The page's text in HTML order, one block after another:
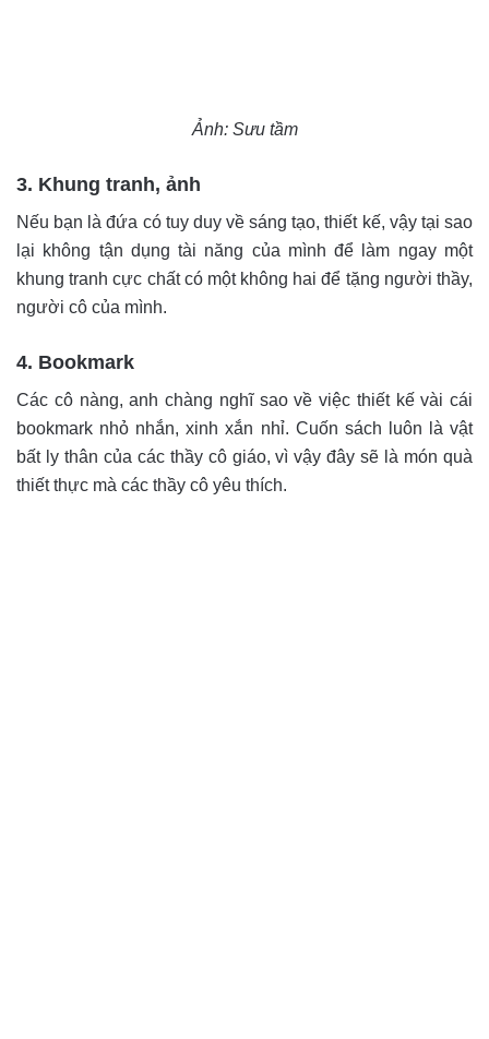
Ảnh: Sưu tầm
3. Khung tranh, ảnh
Nếu bạn là đứa có tuy duy về sáng tạo, thiết kế, vậy tại sao
lại không tận dụng tài năng của mình để làm ngay một
khung tranh cực chất có một không hai để tặng người thầy,
người cô của mình.
4. Bookmark
Các cô nàng, anh chàng nghĩ sao về việc thiết kế vài cái
bookmark nhỏ nhắn, xinh xắn nhỉ. Cuốn sách luôn là vật
bất ly thân của các thầy cô giáo, vì vậy đây sẽ là món quà
thiết thực mà các thầy cô yêu thích.